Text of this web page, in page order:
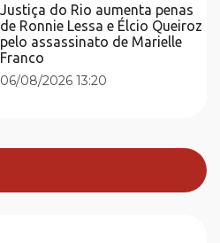
Justiça do Rio aumenta penas
de Ronnie Lessa e Élcio Queiroz
pelo assassinato de Marielle
Franco
06/08/2026 13:20